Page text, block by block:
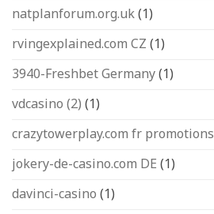
natplanforum.org.uk(1)
rvingexplained.com CZ (1)
3940-Freshbet Germany(1)
vdcasino (2) (1)
crazytowerplay.com fr promotions
jokery-de-casino.com DE (1)
davinci-casino (1)